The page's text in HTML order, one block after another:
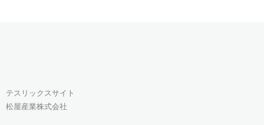
テスリックスサイト
松屋産業株式会社